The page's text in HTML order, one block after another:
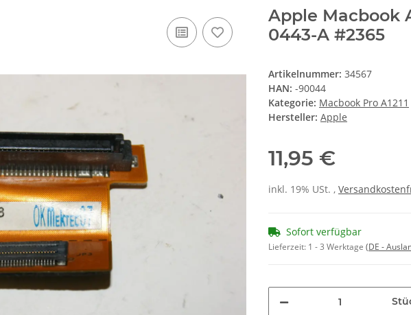
Apple Macbook
0443-A #2365
Artikelnummer: 34567
HAN: -90044
Kategorie: Macbook Pro A1211
Hersteller: Apple
11,95 €
inkl. 19% USt. ,
Sofort verfügbar
Lieferzeit: 1 - 3 Werktage (DE -